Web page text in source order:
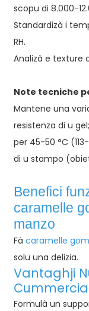
scopu di 8.000-
Standardizà i
RH.
Analizà e texture
Note tecniche
Mantene una
resistenza di u
per 45-50 °C
di u stampo
Benefici
caramelle
manzo
Fà caramelle
solu una delizia.
Vantaghji
Formulà un